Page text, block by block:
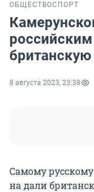
ОБЩЕСТВОСПОРТ
британскую
8 августа 2023, 23:38
Самому
на дали